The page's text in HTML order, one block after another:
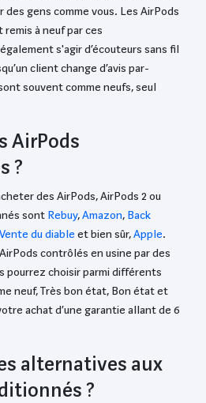
gens comme vous. Les AirPods
à neuf par ces
s'agir d’écouteurs sans fil
client change d’avis par-
souvent comme neufs, seul
AirPods
?
des AirPods, AirPods 2 ou
sont Rebuy,Amazon, Back
Vente du diable et bien sûr,Apple.
contrôlés en usine par des
pourrez choisir parmi différents
neuf, Très bon état, Bon état et
achat d’une garantie allant de 6
alternatives aux
?